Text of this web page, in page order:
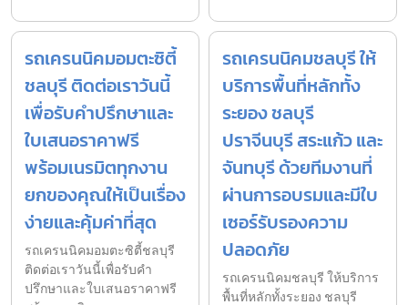
รถเครนนิคมอมตะซิตี้
ชลบุรี ติดต่อเราวันนี้
เพื่อรับคำปรึกษาและ
ใบเสนอราคาฟรี
พร้อมเนรมิตทุกงาน
ยกของคุณให้เป็นเรื่อง
ง่ายและคุ้มค่าที่สุด
รถเครนนิคมอมตะซิตี้ชลบุรี
ติดต่อเราวันนี้เพื่อรับคำ
ปรึกษาและใบเสนอราคาฟรี
รถเครนนิคมชลบุรี ให้
บริการพื้นที่หลักทั้ง
ระยอง ชลบุรี
ปราจีนบุรี สระแก้ว และ
จันทบุรี ด้วยทีมงานที่
ผ่านการอบรมและมีใบ
เซอร์รับรองความ
ปลอดภัย
รถเครนนิคมชลบุรี ให้บริการ
พื้นที่หลักทั้งระยอง ชลบุรี